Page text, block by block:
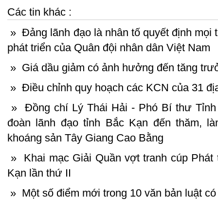
Các tin khác :
» Đảng lãnh đạo là nhân tố quyết định
phát triển của Quân đội nhân dân Việt Nam
» Giá dầu giảm có ảnh hưởng đến tăng
» Điều chỉnh quy hoạch các KCN của 31
»
Đồng chí Lý Thái Hải - Phó Bí thư
đoàn lãnh đạo tỉnh Bắc Kạn đến thăm,
khoáng sản Tây Giang Cao Bằng
»
Khai mạc Giải Quần vợt tranh cúp
Kạn lần thứ II
» Một số điểm mới trong 10 văn bản luật